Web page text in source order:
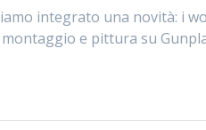
integrato una novità: i
e pittura su